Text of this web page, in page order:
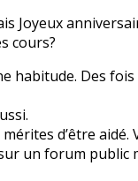
Joyeux
cours?
habitude. Des
d’être aidé.
un forum public